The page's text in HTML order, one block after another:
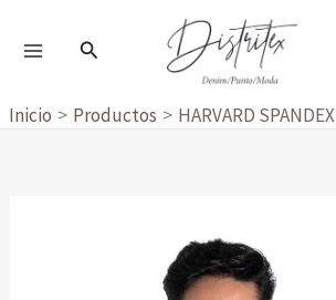
Buscar
Inicio Productos HARVARD SPANDEX